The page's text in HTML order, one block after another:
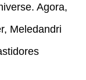
Agora,
Meledandri